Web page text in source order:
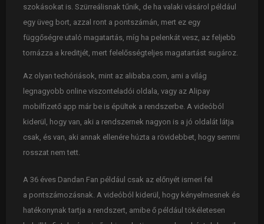
szokásokat is. Szürreálisnak tűnik, de ha valaki vásárol például
egy üveg bort, azzal ront a pontszámán, mert ez egy
függőségre utaló magatartás, míg ha pelenkát vesz, az feljebb
tornázza a kreditjét, mert felelősségteljes magatartást sugároz.
Az olyan techóriások, mint az alibaba.com, ami a világ
legnagyobb online viszonteladói oldala, vagy az Alipay
mobilfizető app már be is épültek a rendszerbe. A videóból
kiderül, hogy van, aki a rendszernek nagyon is a jó oldalát látja
csak, és van, aki annak ellenére húzta a rövidebbet, hogy semmi
rosszat nem tett.
A 36 éves Dandan Fan például csak az előnyét ismeri fel
a pontszámozásnak. A videóból kiderül, hogy kényelmesnek és
hatékonynak tartja a rendszert, amibe ő például tökéletesen